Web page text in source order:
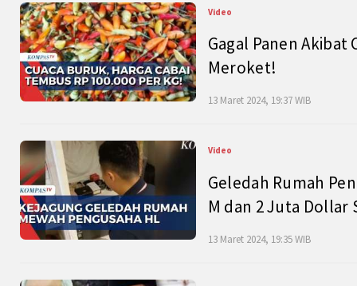
Video
Gagal Panen Akibat
Meroket!
13 Maret 2024, 19:37 WIB
Video
Geledah Rumah
M dan 2 Juta Dollar
13 Maret 2024, 19:35 WIB